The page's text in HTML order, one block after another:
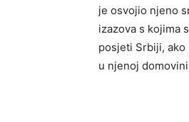
je osvojio njeno
izazova s kojima
posjeti Srbiji,
u njenoj